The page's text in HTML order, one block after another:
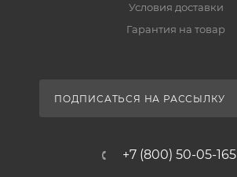
Условия доставки
Гарантия на товар
ПОДПИСАТЬСЯ НА РАССЫЛКУ
+7 (800) 50-05-165